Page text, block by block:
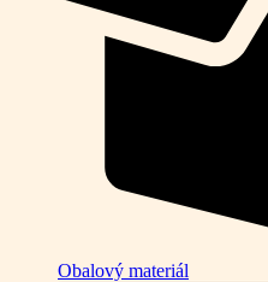
Obalový materiál